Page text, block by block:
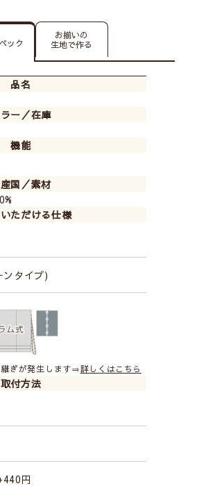
テンの透け感の比較
の表情や人の動作がわかる
ック
お揃いの
生地で作る
品名
ー／在庫
機能
国／素材
ただける仕様
ンタイプ)
ぎが発生します⇒詳しくはこちら
取付方法
円